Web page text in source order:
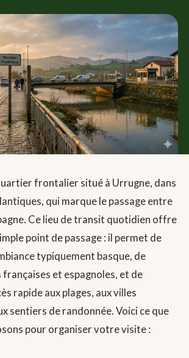
frontalier situé à Urrugne, dans
qui marque le passage entre
Ce lieu de transit quotidien offre
point de passage : il permet de
typiquement basque, de
et espagnoles, et de
rapide aux plages, aux villes
sentiers de randonnée. Voici ce que
pour organiser votre visite :